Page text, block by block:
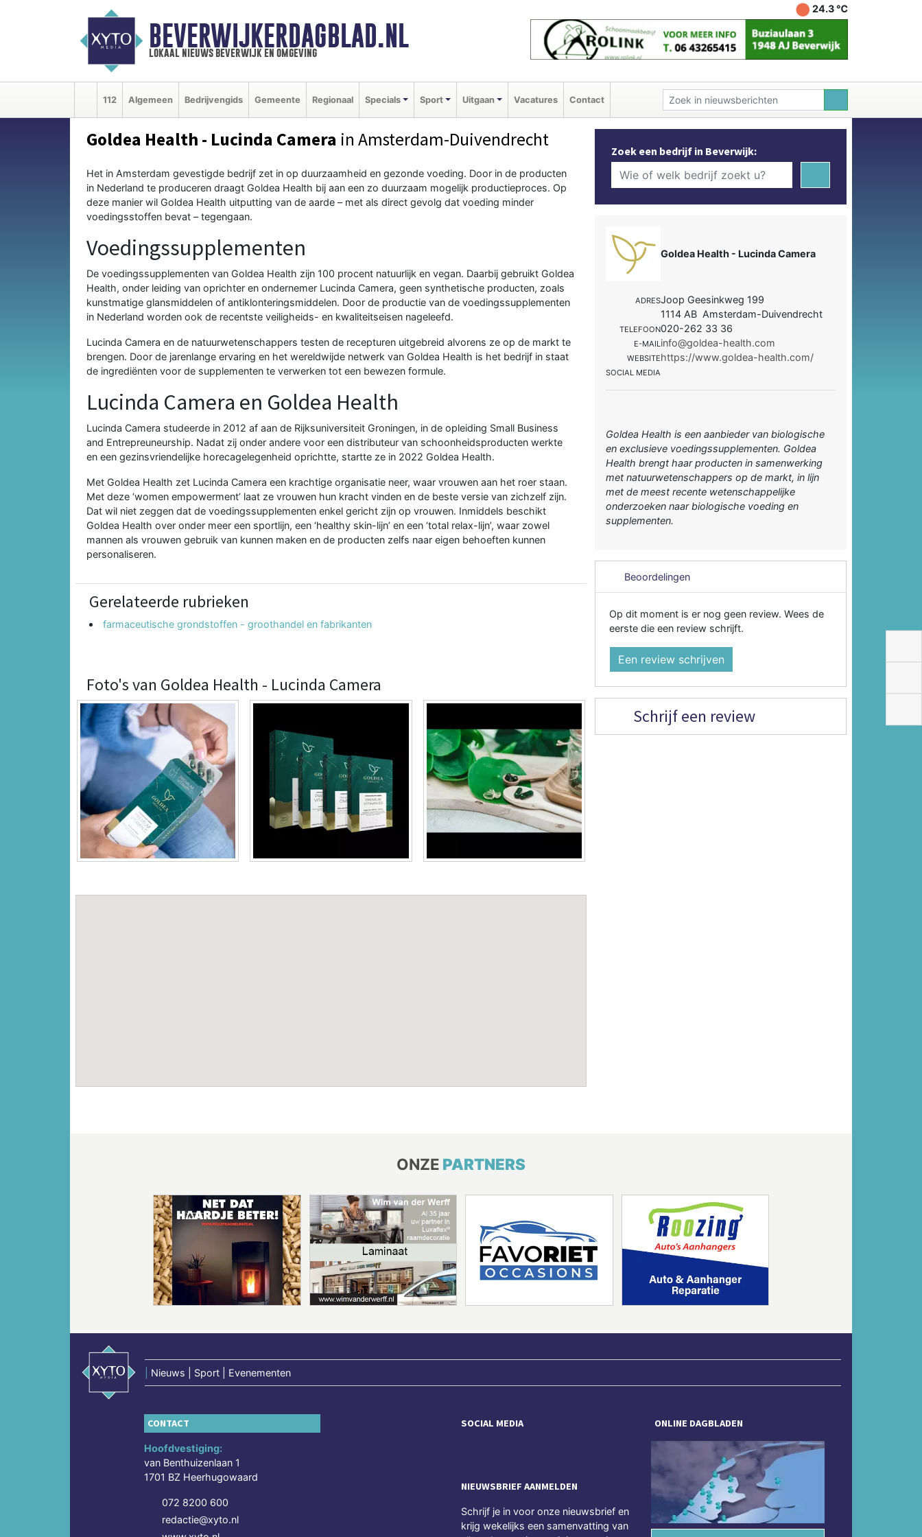
BEVERWIJKERDAGBLAD.NL
lokaal nieuws beverwijk en omgeving
24.3 ℃
112 Algemeen Bedrijvengids Gemeente Regionaal Specials Sport Uitgaan Vacatures Contact
Goldea Health - Lucinda Camera in Amsterdam-Duivendrecht
Het in Amsterdam gevestigde bedrijf zet in op duurzaamheid en gezonde voeding. Door in de producten
in Nederland te produceren draagt Goldea Health bij aan een zo duurzaam mogelijk productieproces. Op
deze manier wil Goldea Health uitputting van de aarde – met als direct gevolg dat voeding minder
voedingsstoffen bevat – tegengaan.
Voedingssupplementen
De voedingssupplementen van Goldea Health zijn 100 procent natuurlijk en vegan. Daarbij gebruikt Goldea
Health, onder leiding van oprichter en ondernemer Lucinda Camera, geen synthetische producten, zoals
kunstmatige glansmiddelen of antiklonteringsmiddelen. Door de productie van de voedingssupplementen
in Nederland worden ook de recentste veiligheids- en kwaliteitseisen nageleefd.
Lucinda Camera en de natuurwetenschappers testen de recepturen uitgebreid alvorens ze op de markt te
brengen. Door de jarenlange ervaring en het wereldwijde netwerk van Goldea Health is het bedrijf in staat
de ingrediënten voor de supplementen te verwerken tot een bewezen formule.
Lucinda Camera en Goldea Health
Lucinda Camera studeerde in 2012 af aan de Rijksuniversiteit Groningen, in de opleiding Small Business
and Entrepreuneurship. Nadat zij onder andere voor een distributeur van schoonheidsproducten werkte
en een gezinsvriendelijke horecagelegenheid oprichtte, startte ze in 2022 Goldea Health.
Met Goldea Health zet Lucinda Camera een krachtige organisatie neer, waar vrouwen aan het roer staan.
Met deze ‘women empowerment’ laat ze vrouwen hun kracht vinden en de beste versie van zichzelf zijn.
Dat wil niet zeggen dat de voedingssupplementen enkel gericht zijn op vrouwen. Inmiddels beschikt
Goldea Health over onder meer een sportlijn, een ‘healthy skin-lijn’ en een ‘total relax-lijn’, waar zowel
mannen als vrouwen gebruik van kunnen maken en de producten zelfs naar eigen behoeften kunnen
personaliseren.
Gerelateerde rubrieken
farmaceutische grondstoffen - groothandel en fabrikanten
Foto's van Goldea Health - Lucinda Camera
Zoek een bedrijf in Beverwijk:
Goldea Health - Lucinda Camera
ADRESJoop Geesinkweg 199
1114 AB Amsterdam-Duivendrecht
TELEFOON020-262 33 36
E-MAILinfo@goldea-health.com
WEBSITEhttps://www.goldea-health.com/
SOCIAL MEDIA
Goldea Health is een aanbieder van biologische
en exclusieve voedingssupplementen. Goldea
Health brengt haar producten in samenwerking
met natuurwetenschappers op de markt, in lijn
met de meest recente wetenschappelijke
onderzoeken naar biologische voeding en
supplementen.
Beoordelingen
Op dit moment is er nog geen review. Wees de
eerste die een review schrijft.
Een review schrijven
Schrijf een review
ONZE PARTNERS
Nieuws | Sport | Evenementen
CONTACT
Hoofdvestiging:
van Benthuizenlaan 1
1701 BZ Heerhugowaard
072 8200 600
redactie@xyto.nl
SOCIAL MEDIA
NIEUWSBRIEF AANMELDEN
Schrijf je in voor onze nieuwsbrief en
krijg wekelijks een samenvatting van
ONLINE DAGBLADEN